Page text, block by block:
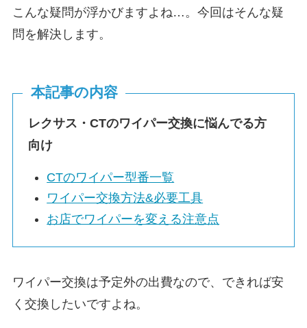
こんな疑問が浮かびますよね…。今回はそんな疑
問を解決します。
本記事の内容
レクサス・CTのワイパー交換に悩んでる方
向け
CTのワイパー型番一覧
ワイパー交換方法&必要工具
お店でワイパーを変える注意点
ワイパー交換は予定外の出費なので、できれば安
く交換したいですよね。